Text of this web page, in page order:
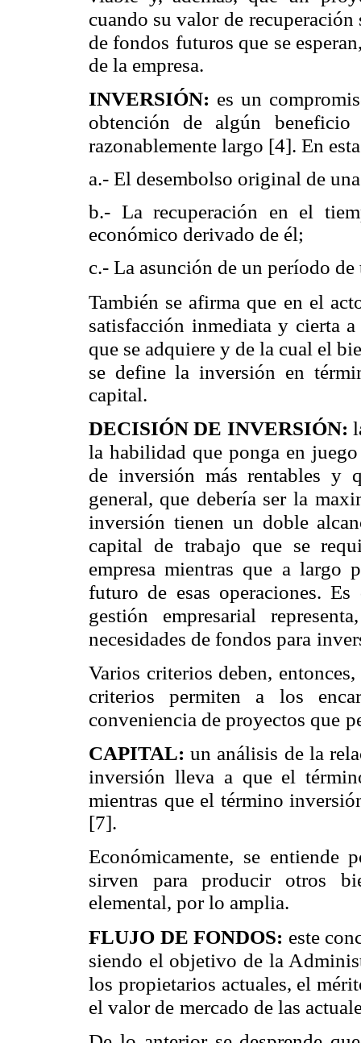
cuando su valor de
de fondos futuros que se
de la empresa.
INVERSIÓN: es un
obtención de algún
razonablemente largo [4]. En
a.- El desembolso original de
b.- La recuperación en el
económico derivado de él;
c.- La asunción de un período de
También se afirma que en el
satisfacción inmediata y cierta
que se adquiere y de la cual el
se define la inversión en
capital.
DECISIÓN DE INVERSIÓN:
la habilidad que ponga en
de inversión más rentables y
general, que debería ser la
inversión tienen un doble
capital de trabajo que se
empresa mientras que a largo
futuro de esas operaciones.
gestión empresarial representa,
necesidades de fondos para
Varios criterios deben,
criterios permiten a los
conveniencia de proyectos que
CAPITAL:un análisis de la
inversión lleva a que el
mientras que el término
[7].
Económicamente, se
sirven para producir otros
elemental, por lo amplia.
FLUJO DE FONDOS: este
siendo el objetivo de la
los propietarios actuales, el
el valor de mercado de las